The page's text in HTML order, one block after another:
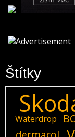
Štítky
Waterdrop